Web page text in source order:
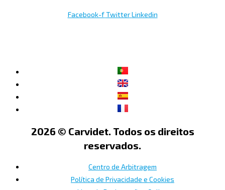
Facebook-f Twitter Linkedin
2026 © Carvidet. Todos os direitos
reservados.
Centro de Arbitragem
Política de Privacidade e Cookies